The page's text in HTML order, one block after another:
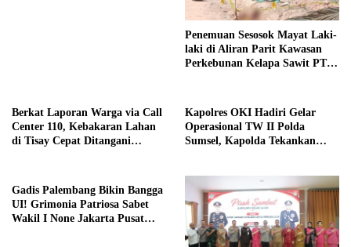
Penemuan Sesosok Mayat Laki-
laki di Aliran Parit Kawasan
Perkebunan Kelapa Sawit PT
Berkat Laporan Warga via Call
Center 110, Kebakaran Lahan
di Tisay Cepat Ditangani
Kapolres OKI Hadiri Gelar
Operasional TW II Polda
Sumsel, Kapolda Tekankan
Gadis Palembang Bikin Bangga
UI! Grimonia Patriosa Sabet
Wakil I None Jakarta Pusat